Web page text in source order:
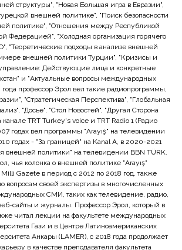
структуры", "Новая Большая игра в Евразии",
внешней политике", "Поиск безопасности
политике", "Отношения между Республикой
Федерацией", "Холодная организация горячего
"Теоретические подходы в анализе внешней
внешней политики Турции", "Кризисы и
Действующие лица и конкретные
и "Актуальные вопросы международных
профессор Эрол вел такие радиопрограммы,
"Стратегическая Перспектива", "Глобальная
"Досье", "Стол Новостей", "Другая Сторона
TRT Turkey's voice и TRT Radio 1 (Радио
годах вел программы "Arayış" на телевидении
годах - "За границей" на Kanal A, в 2020-2021
внешней политики" на телевидении BBN TÜRK.
чья колонка о внешней политике "Arayış"
Milli Gazete в период с 2012 по 2018 год, также
вопросам своей экспертизы в многочисленных
СМИ, таких как телевидение, радио,
сайты и журналы. Профессор Эрол, который в
читал лекции на факультете международных
Гази и в Центре Латиноамериканских
Анкары (LAMER), с 2018 года продолжает
в качестве преподавателя факультета